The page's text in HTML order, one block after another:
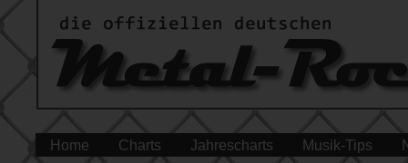
Home Charts Jahrescharts Musik-Tips